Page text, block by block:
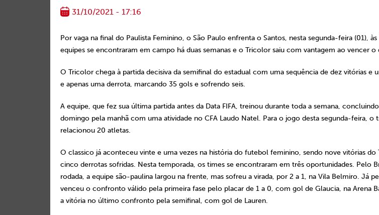
31/10/2021 - 17:16
Por vaga na final do Paulista Feminino, o São Paulo enfrenta o Santos, nesta segunda-feira (01), às
equipes se encontraram em campo há duas semanas e o Tricolor saiu com vantagem ao vencer
O Tricolor chega à partida decisiva da semifinal do estadual com uma sequência de dez vitórias e
e apenas uma derrota, marcando 35 gols e sofrendo seis.
A equipe, que fez sua última partida antes da Data FIFA, treinou durante toda a semana,
domingo pela manhã com uma atividade no CFA Laudo Natel. Para o jogo desta segunda-feira, o
relacionou 20 atletas.
O classico já aconteceu vinte e uma vezes na história do futebol feminino, sendo nove vitórias
cinco derrotas sofridas. Nesta temporada, os times se encontraram em três oportunidades. Pelo
rodada, a equipe são-paulina largou na frente, mas sofreu a virada, por 2 a 1, na Vila Belmiro. Já
venceu o confronto válido pela primeira fase pelo placar de 1 a 0, com gol de Glaucia, na Arena
a vitória no último confronto pela semifinal, com gol de Lauren.